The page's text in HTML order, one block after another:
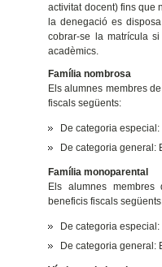
activitat docent) fins que
la denegació es
cobrar-se la matrícula
acadèmics.
Família nombrosa
Els alumnes membres
fiscals següents:
De categoria
De categoria general:
Família monoparental
Els alumnes membres
beneficis fiscals
De categoria
De categoria general: